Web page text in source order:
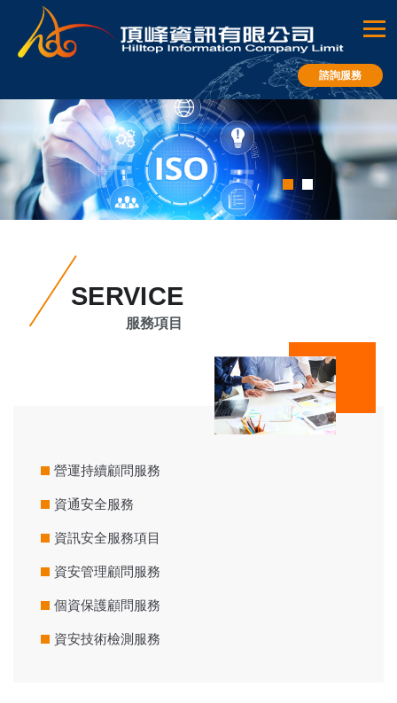
諮詢服務
1 2
SERVICE
服務項目
營運持續顧問服務
資通安全服務
資訊安全服務項目
資安管理顧問服務
個資保護顧問服務
資安技術檢測服務